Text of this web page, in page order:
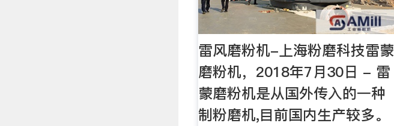
雷风磨粉机-上海粉磨科技雷蒙
磨粉机，2018年7月30日 - 雷
蒙磨粉机是从国外传入的一种
制粉磨机,目前国内生产较多。